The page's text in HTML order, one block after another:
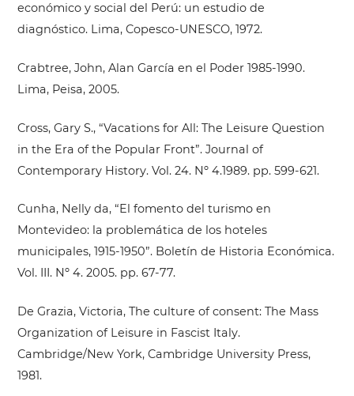
económico y social del Perú: un estudio de
diagnóstico. Lima, Copesco-UNESCO, 1972.
Crabtree, John, Alan García en el Poder 1985-1990.
Lima, Peisa, 2005.
Cross, Gary S., “Vacations for All: The Leisure Question
in the Era of the Popular Front”. Journal of
Contemporary History. Vol. 24. Nº 4.1989. pp. 599-621.
Cunha, Nelly da, “El fomento del turismo en
Montevideo: la problemática de los hoteles
municipales, 1915-1950”. Boletín de Historia Económica.
Vol. III. Nº 4. 2005. pp. 67-77.
De Grazia, Victoria, The culture of consent: The Mass
Organization of Leisure in Fascist Italy.
Cambridge/New York, Cambridge University Press,
1981.